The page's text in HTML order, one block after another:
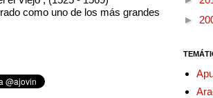
como uno de los más grandes
►